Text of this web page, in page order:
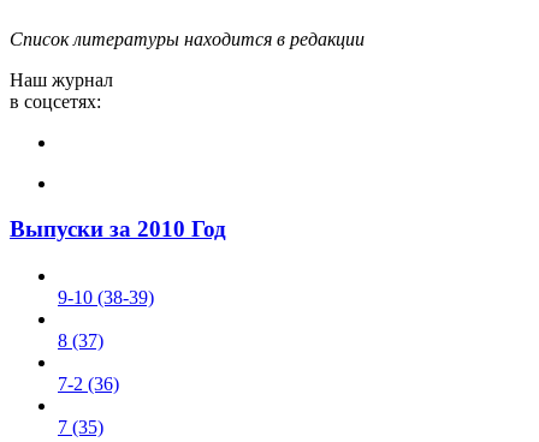
Список литературы находится в редакции
Наш журнал
в соцсетях:
Выпуски за 2010 Год
9-10 (38-39)
8 (37)
7-2 (36)
7 (35)